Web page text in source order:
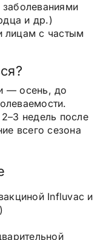
и др.)
лицам с частым
— осень, до
недель после
всего сезона
Influvac и